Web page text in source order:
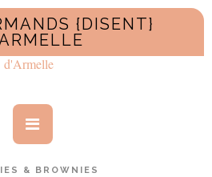
{DISENT}
& BROWNIES